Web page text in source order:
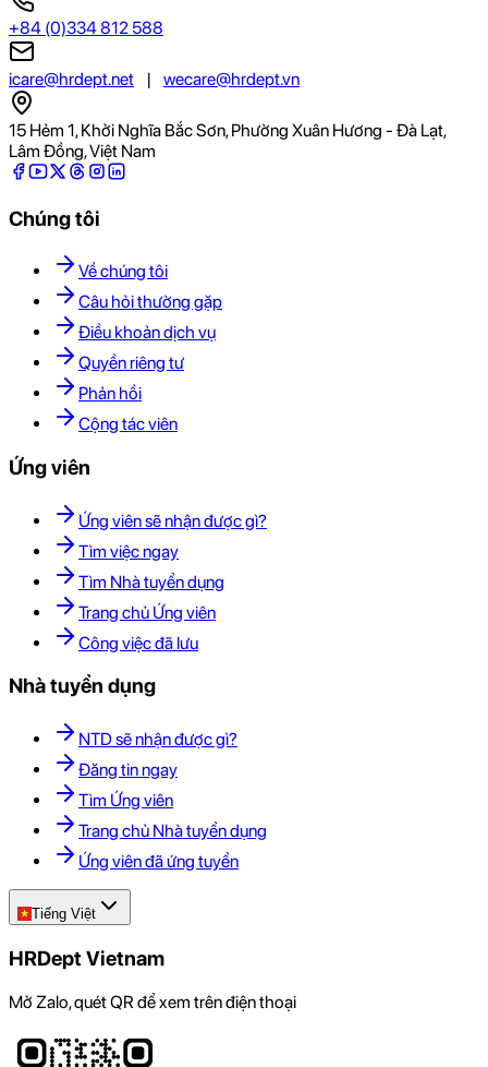
+84 (0)334 812 588
icare@hrdept.net | wecare@hrdept.vn
15 Hẻm 1, Khởi Nghĩa Bắc Sơn, Phường Xuân Hương - Đà Lạt,
Lâm Đồng, Việt Nam
Chúng tôi
Về chúng tôi
Câu hỏi thường gặp
Điều khoản dịch vụ
Quyền riêng tư
Phản hồi
Cộng tác viên
Ứng viên
Ứng viên sẽ nhận được gì?
Tìm việc ngay
Tìm Nhà tuyển dụng
Trang chủ Ứng viên
Công việc đã lưu
Nhà tuyển dụng
NTD sẽ nhận được gì?
Đăng tin ngay
Tìm Ứng viên
Trang chủ Nhà tuyển dụng
Ứng viên đã ứng tuyển
Tiếng Việt
HRDept Vietnam
Mở Zalo, quét QR để xem trên điện thoại